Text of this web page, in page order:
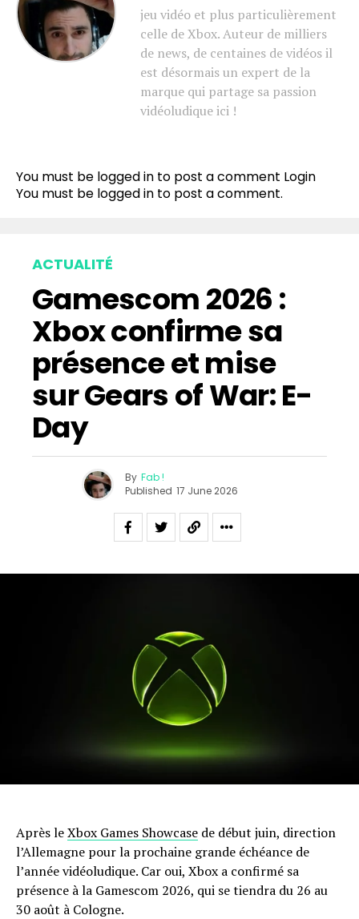
jeu vidéo et plus particulièrement
celle de Xbox. Auteur de milliers
de news, de centaines de vidéos il
est désormais un expert de la
marque qui partage sa passion
vidéoludique ici !
You must be logged in to post a comment Login
You must be logged in to post a comment.
ACTUALITÉ
Gamescom 2026 :
Xbox confirme sa
présence et mise
sur Gears of War: E-
Day
By Fab !
Published 17 June 2026
Après leXbox Games Showcase de début juin, direction
l’Allemagne pour la prochaine grande échéance de
l’année vidéoludique. Car oui, Xbox a confirmé sa
présence à la Gamescom 2026, qui se tiendra du 26 au
30 août à Cologne.